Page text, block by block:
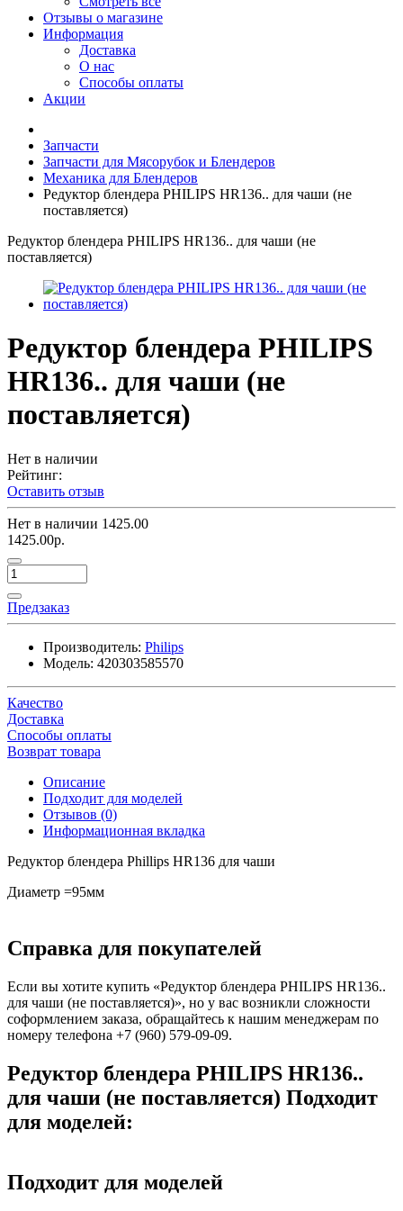
Отзывы о магазине
Информация
Доставка
О нас
Способы оплаты
Акции
Запчасти
Запчасти для Мясорубок и Блендеров
Механика для Блендеров
Редуктор блендера PHILIPS HR136.. для чаши (не
поставляется)
Редуктор блендера PHILIPS HR136.. для чаши (не
поставляется)
Редуктор блендера PHILIPS
HR136.. для чаши (не
поставляется)
Нет в наличии
Рейтинг:
Оставить отзыв
Нет в наличии 1425.00
1425.00р.
Предзаказ
Производитель: Philips
Модель: 420303585570
Качество
Доставка
Способы оплаты
Возврат товара
Описание
Подходит для моделей
Отзывов (0)
Информационная вкладка
Редуктор блендера Phillips HR136 для чаши
Диаметр =95мм
Справка для покупателей
Если вы хотите купить «Редуктор блендера PHILIPS HR136..
для чаши (не поставляется)», но у вас возникли сложности
соформлением заказа, обращайтесь к нашим менеджерам по
номеру телефона +7 (960) 579-09-09.
Редуктор блендера PHILIPS HR136..
для чаши (не поставляется) Подходит
для моделей:
Подходит для моделей